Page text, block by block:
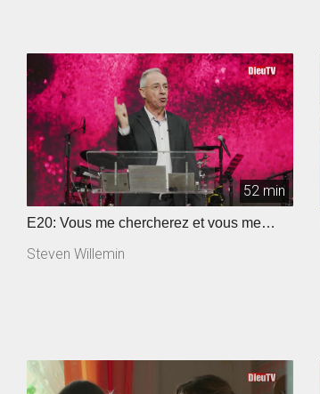
52 min
E20: Vous me chercherez et vous me
Steven Willemin